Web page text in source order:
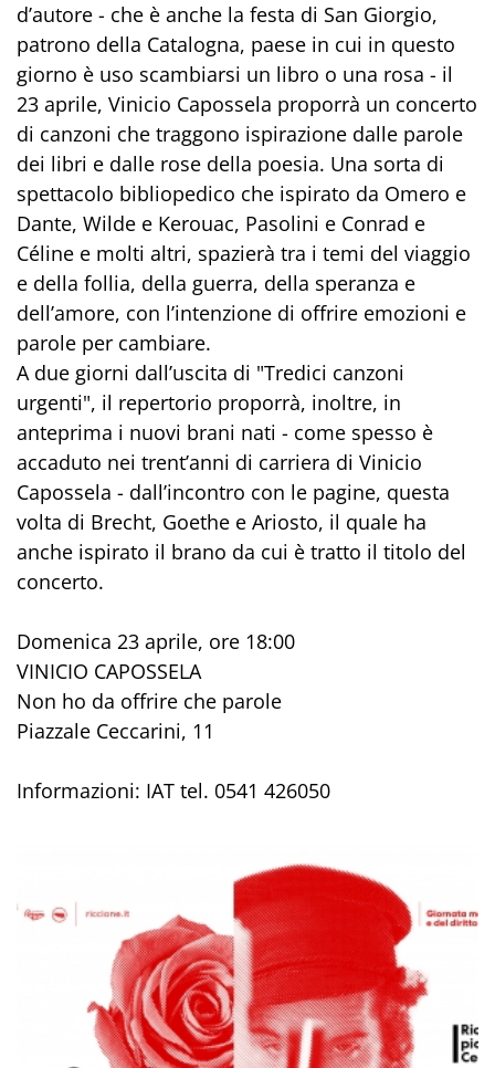
d’autore - che è anche la festa di San Giorgio,
patrono della Catalogna, paese in cui in questo
giorno è uso scambiarsi un libro o una rosa - il
23 aprile, Vinicio Capossela proporrà un concerto
di canzoni che traggono ispirazione dalle parole
dei libri e dalle rose della poesia. Una sorta di
spettacolo bibliopedico che ispirato da Omero e
Dante, Wilde e Kerouac, Pasolini e Conrad e
Céline e molti altri, spazierà tra i temi del viaggio
e della follia, della guerra, della speranza e
dell’amore, con l’intenzione di offrire emozioni e
parole per cambiare.
A due giorni dall’uscita di "Tredici canzoni
urgenti", il repertorio proporrà, inoltre, in
anteprima i nuovi brani nati - come spesso è
accaduto nei trent’anni di carriera di Vinicio
Capossela - dall’incontro con le pagine, questa
volta di Brecht, Goethe e Ariosto, il quale ha
anche ispirato il brano da cui è tratto il titolo del
concerto.
Domenica 23 aprile, ore 18:00
VINICIO CAPOSSELA
Non ho da offrire che parole
Piazzale Ceccarini, 11
Informazioni: IAT tel. 0541 426050